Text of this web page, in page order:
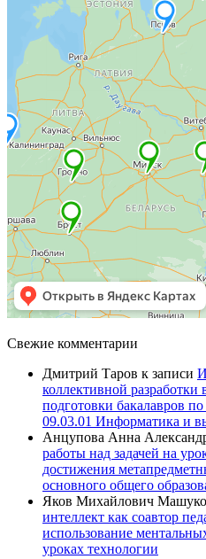
Свежие комментарии
Дмитрий Таров к записи
коллективной
подготовки бакалавров
09.03.01 Информатика и
Анцупова Анна
работы над задачей на
достижения
основного общего
Яков Михайлович
интеллект как соавтор
использование
уроках технологии